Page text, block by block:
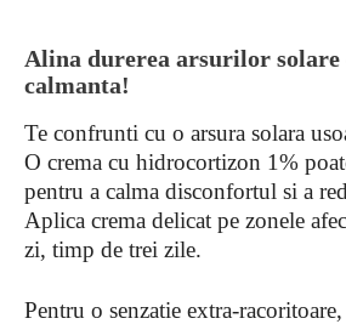
Alina durerea arsurilor solare
calmanta!
Te confrunti cu o arsura solara
O crema cu hidrocortizon 1%
pentru a calma disconfortul si a
Aplica crema delicat pe zonele
zi, timp de trei zile.
Pentru o senzatie extra-racoritoare,